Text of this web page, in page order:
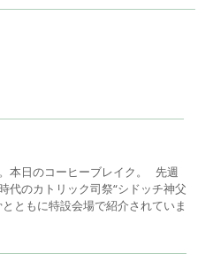
本日のコーヒーブレイク。 先週
代のカトリック司祭“シドッチ神父
ともに特設会場で紹介されていま